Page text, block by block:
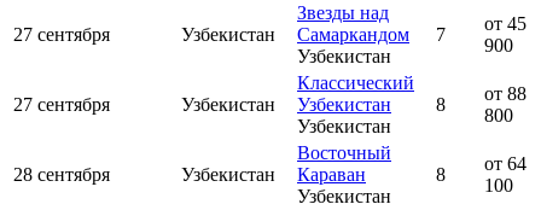
27 сентября Узбекистан
Звезды над
Самаркандом
Узбекистан
7
от 45
900
27 сентября Узбекистан
Классический
Узбекистан
Узбекистан
8
от 88
800
28 сентября Узбекистан
Восточный
Караван
Узбекистан
8
от 64
100